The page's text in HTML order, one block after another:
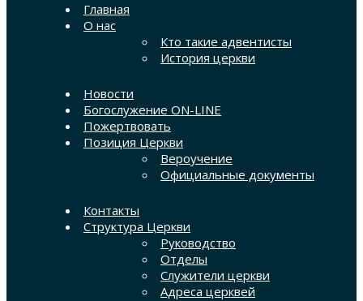
Главная
О нас
Кто такие адвентисты
История церкви
Новости
Богослужение ON-LINE
Пожертвовать
Позиция Церкви
Вероучение
Официальные документы
Контакты
Структура Церкви
Руководство
Отделы
Служители церкви
Адреса церквей